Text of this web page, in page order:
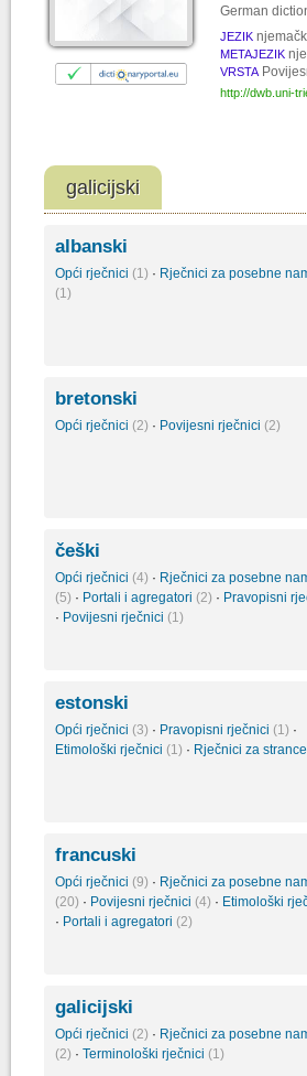
German
JEZIK
METAJEZIK
VRSTA
http://dwb.uni-
galicijski
albanski
Opći rječnici (1) · Rječnici za posebne
(1)
bretonski
Opći rječnici (2) · Povijesni rječnici (2)
češki
Opći rječnici (4) · Rječnici za posebne
(5) · Portali i agregatori (2) · Pravopisni
· Povijesni rječnici (1)
estonski
Opći rječnici (3) · Pravopisni rječnici (1) ·
Etimološki rječnici (1) · Rječnici za strance
francuski
Opći rječnici (9) · Rječnici za posebne
(20) · Povijesni rječnici (4) · Etimološki
· Portali i agregatori (2)
galicijski
Opći rječnici (2) · Rječnici za posebne
(2) · Terminološki rječnici (1)